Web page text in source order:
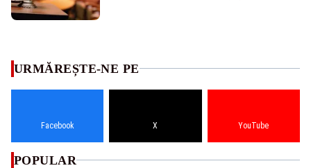
URMĂREȘTE-NE PE
Facebook X YouTube
POPULAR